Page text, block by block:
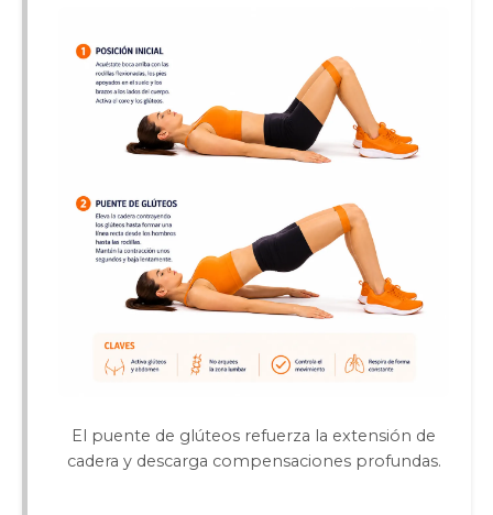
El puente de glúteos refuerza la extensión de
cadera y descarga compensaciones profundas.